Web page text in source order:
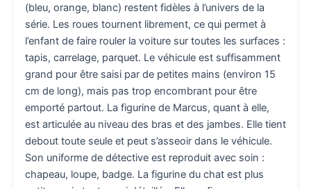
(bleu, orange, blanc) restent fidèles à l’univers de la
série. Les roues tournent librement, ce qui permet à
l’enfant de faire rouler la voiture sur toutes les surfaces :
tapis, carrelage, parquet. Le véhicule est suffisamment
grand pour être saisi par de petites mains (environ 15
cm de long), mais pas trop encombrant pour être
emporté partout. La figurine de Marcus, quant à elle,
est articulée au niveau des bras et des jambes. Elle tient
debout toute seule et peut s’asseoir dans le véhicule.
Son uniforme de détective est reproduit avec soin :
chapeau, loupe, badge. La figurine du chat est plus